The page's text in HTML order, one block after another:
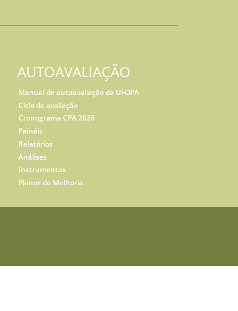
AUTOAVALIAÇÃO
Manual de autoavaliação da UFOPA
Ciclo de avaliação
Cronograma CPA 2026
Painéis
Relatórios
Análises
Instrumentos
Planos de Melhoria